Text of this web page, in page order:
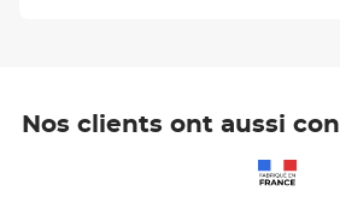
Nos clients ont aussi